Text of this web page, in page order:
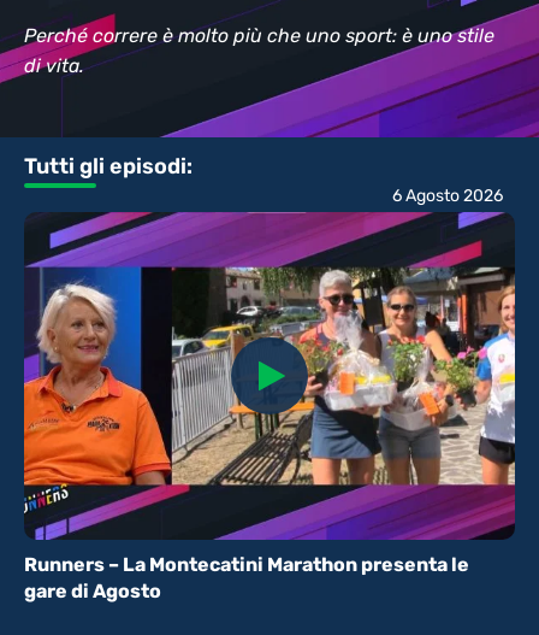
Perché correre è molto più che uno sport: è uno stile
di vita.
Tutti gli episodi:
Runners – La Montecatini Marathon presenta le
gare di Agosto
6 Agosto 2026